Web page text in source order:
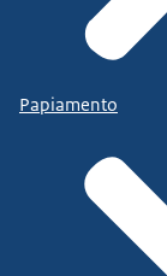
Papiamento